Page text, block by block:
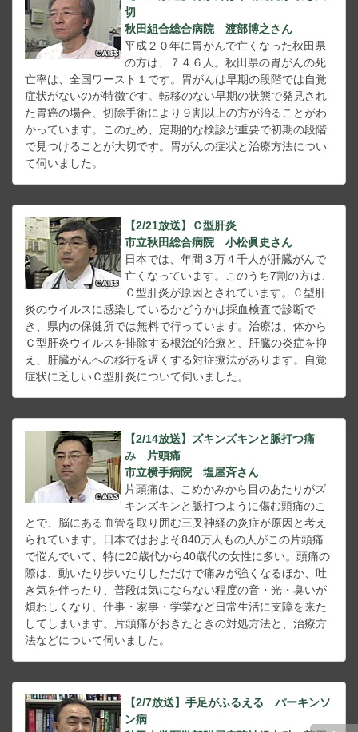
切
秋田組合総合病院 渡部博之さん
平成２０年に胃がんで亡くなった秋田県
の方は、７４６人。秋田県の胃がんの死
亡率は、全国ワースト１です。胃がんは早期の段階では自覚
症状がないのが特徴です。転移のない早期の状態で発見され
た胃癌の場合、切除手術により９割以上の方が治ることがわ
かっています。このため、定期的な検診が重要で初期の段階
で見つけることが大切です。胃がんの症状と治療方法につい
て伺いました。
【2/21放送】Ｃ型肝炎
市立秋田総合病院 小松眞史さん
日本では、年間３万４千人が肝臓がんで
亡くなっています。このうち7割の方は、
Ｃ型肝炎が原因とされています。Ｃ型肝
炎のウイルスに感染しているかどうかは採血検査で診断で
き、県内の保健所では無料で行っています。治療は、体から
Ｃ型肝炎ウイルスを排除する根治的治療と、肝臓の炎症を抑
え、肝臓がんへの移行を遅くする対症療法があります。自覚
症状に乏しいＣ型肝炎について伺いました。
【2/14放送】ズキンズキンと脈打つ痛
み 片頭痛
市立横手病院 塩屋斉さん
片頭痛は、こめかみから目のあたりがズ
キンズキンと脈打つように傷む頭痛のこ
とで、脳にある血管を取り囲む三叉神経の炎症が原因と考え
られています。日本ではおよそ840万人もの人がこの片頭痛
で悩んでいて、特に20歳代から40歳代の女性に多い。頭痛の
際は、動いたり歩いたりしただけで痛みが強くなるほか、吐
き気を伴ったり、普段は気にならない程度の音・光・臭いが
煩わしくなり、仕事・家事・学業など日常生活に支障を来た
してしまいます。片頭痛がおきたときの対処方法と、治療方
法などについて伺いました。
【2/7放送】手足がふるえる パーキンソ
ン病